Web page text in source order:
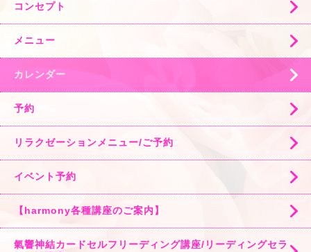
コンセプト
メニュー
カレンダー
予約
リラクゼーションメニュー/ご予約
イベント予約
【harmony各種講座のご案内】
氣響神結カードセルフリーディング講座/リーディングセラ